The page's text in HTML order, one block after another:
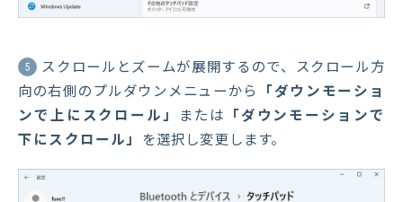
5
スクロールとズームが展開するので、スクロール方
向の右側のプルダウンメニューから
「ダウンモーショ
ンで上にスクロール」
または 「ダウンモーションで
下にスクロール」
を選択し変更します。